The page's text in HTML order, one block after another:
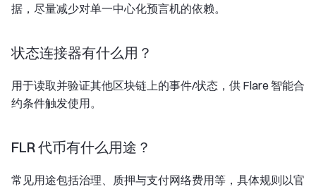
据，尽量减少对单一中心化预言机的依赖。
状态连接器有什么用？
用于读取并验证其他区块链上的事件/状态，供 Flare 智能合
约条件触发使用。
FLR 代币有什么用途？
常见用途包括治理、质押与支付网络费用等，具体规则以官